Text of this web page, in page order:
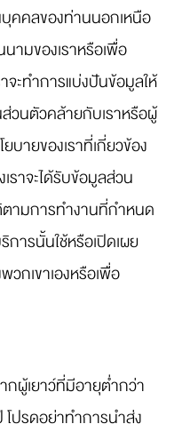
คคลของท่านนอกเหนือ
ามของเราหรือเพื่อ
ะทำการแบ่งปันข้อมูลให้
วนตัวคล้ายกับเราหรือผู้
ายของเราที่เกี่ยวข้อง
าจะได้รับข้อมูลส่วน
ามการทำงานที่กำหนด
การนั้นใช้หรือเปิดเผย
กเขาเองหรือเพื่อ
กผู้เยาว์ที่มีอายุต่ำกว่า
ปรดอย่าทำการนำส่ง